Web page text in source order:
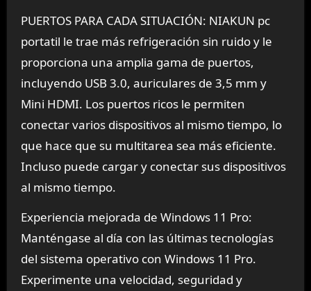
PUERTOS PARA CADA SITUACIÓN: NIAKUN pc
portatil le trae más refrigeración sin ruido y le
proporciona una amplia gama de puertos,
incluyendo USB 3.0, auriculares de 3,5 mm y
Mini HDMI. Los puertos ricos le permiten
conectar varios dispositivos al mismo tiempo, lo
que hace que su multitarea sea más eficiente.
Incluso puede cargar y conectar sus dispositivos
al mismo tiempo.
Experiencia mejorada de Windows 11 Pro:
Manténgase al día con las últimas tecnologías
del sistema operativo con Windows 11 Pro.
Experimente una velocidad, seguridad y